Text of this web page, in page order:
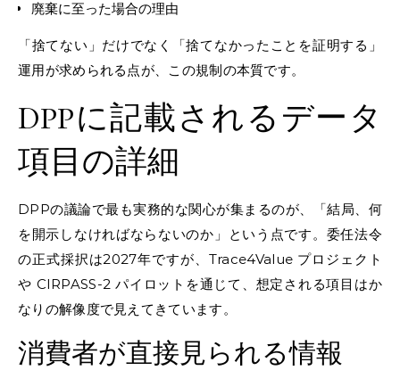
廃棄に至った場合の理由
「捨てない」だけでなく「捨てなかったことを証明する」
運用が求められる点が、この規制の本質です。
DPPに記載されるデータ
項目の詳細
DPPの議論で最も実務的な関心が集まるのが、「結局、何
を開示しなければならないのか」という点です。委任法令
の正式採択は2027年ですが、Trace4Value プロジェクト
や CIRPASS-2 パイロットを通じて、想定される項目はか
なりの解像度で見えてきています。
消費者が直接見られる情報